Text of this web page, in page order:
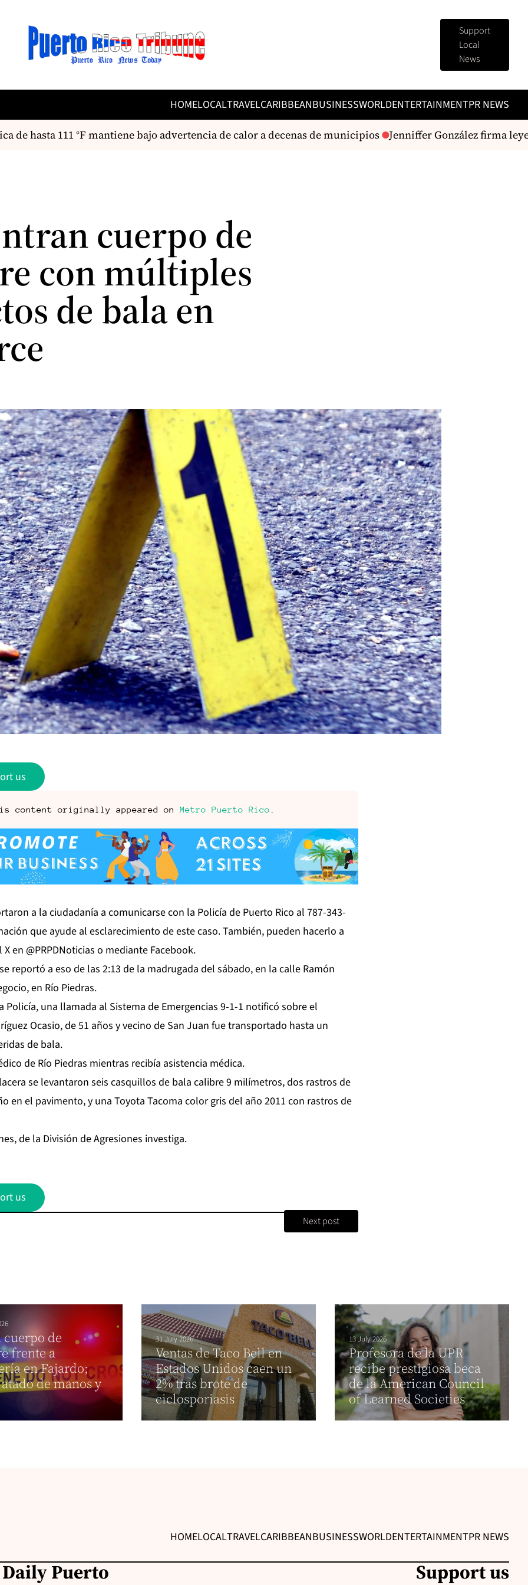
Support
Local
News
HOMELOCALTRAVELCARIBBEANBUSINESSWORLDENTERTAINMENTPR NEWS
hasta 111 °F mantiene bajo advertencia de calor a decenas de municipios Jenniffer González firma
cuerpo de
con múltiples
de bala en
us
content originally appeared on Metro Puerto Rico
a la ciudadanía a comunicarse con la Policía de Puerto Rico al 787-343-
que ayude al esclarecimiento de este caso. También, pueden hacerlo a
en @PRPDNoticias o mediante Facebook.
reportó a eso de las 2:13 de la madrugada del sábado, en la calle Ramón
en Río Piedras.
Policía, una llamada al Sistema de Emergencias 9-1-1 notificó sobre el
Ocasio, de 51 años y vecino de San Juan fue transportado hasta un
de bala.
de Río Piedras mientras recibía asistencia médica.
se levantaron seis casquillos de bala calibre 9 milímetros, dos rastros de
en el pavimento, y una Toyota Tacoma color gris del año 2011 con rastros de
de la División de Agresiones investiga.
us
Next post
de
frente a
en Fajardo;
de manos y
31 July 2026
Ventas de Taco Bell en
Estados Unidos caen un
2% tras brote de
ciclosporiasis
13 July 2026
Profesora de la UPR
recibe prestigiosa beca
de la American Council
of Learned Societies
HOMELOCALTRAVELCARIBBEANBUSINESSWORLDENTERTAINMENTPR NEWS
Puerto Support us